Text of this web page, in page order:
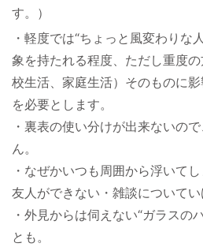
す。）
・軽度では“ちょっと風変わりな
象を持たれる程度、ただし重度
校生活、家庭生活）そのものに
を必要とします。
・裏表の使い分けが出来ないの
ん。
・なぜかいつも周囲から浮いて
友人ができない・雑談について
・外見からは伺えない“ガラスの
とも。